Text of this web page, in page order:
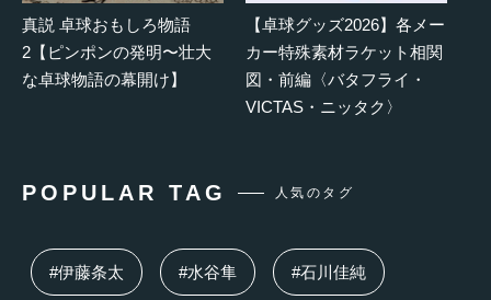
真説 卓球おもしろ物語
2【ピンポンの発明〜壮大
な卓球物語の幕開け】
【卓球グッズ2026】各メー
カー特殊素材ラケット相関
図・前編〈バタフライ・
VICTAS・ニッタク〉
POPULAR TAG 人気のタグ
#伊藤条太 #水谷隼 #石川佳純